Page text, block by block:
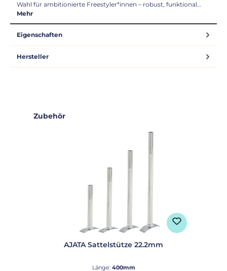
Wahl für ambitionierte Freestyler*innen – robust, funktional…
Mehr
Eigenschaften
Hersteller
Produktgalerie überspringen
Zubehör
AJATA Sattelstütze 22.2mm
Länge: 400mm